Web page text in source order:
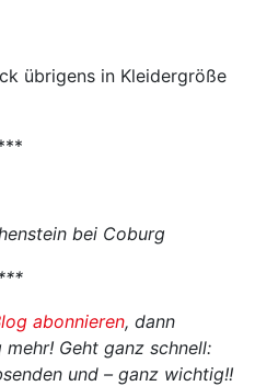
übrigens in Kleidergröße
bei Coburg
abonnieren, dann
Geht ganz schnell:
und – ganz wichtig!!